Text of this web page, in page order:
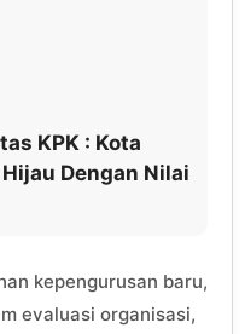
KPK : Kota
Dengan Nilai
kepengurusan baru,
evaluasi organisasi,